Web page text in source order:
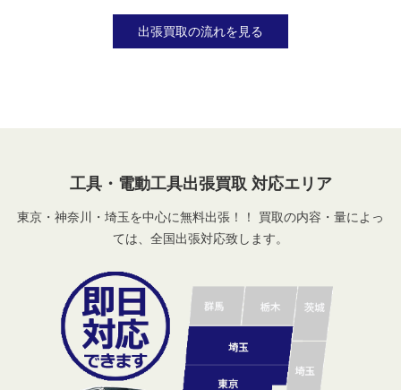
出張買取の流れを見る
工具・電動工具出張買取 対応エリア
東京・神奈川・埼玉を中心に無料出張！！ 買取の内容・量によっ
ては、全国出張対応致します。